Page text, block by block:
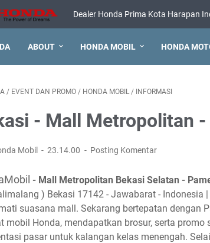
Dealer Honda Prima Kota Harapan
ABOUT HONDA MOBIL HONDA
/ EVENT DAN PROMO / HONDA MOBIL / INFORMASI
- Mall Metropolitan
Mobil 23.14.00 Posting Komentar
- Mall Metropolitan Bekasi Selatan -
) Bekasi 17142 - Jawabarat -
suasana mall. Sekarang bertepatan dengan
mobil Honda, mendapatkan brosur, serta
pasar untuk kalangan kelas menengah.